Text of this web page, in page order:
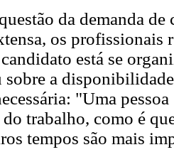
da demanda
os profissionais
está se
a
"Uma
trabalho, como é
tempos são mais